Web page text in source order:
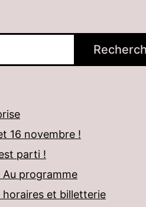
16 novembre !
parti !
programme
horaires et billetterie